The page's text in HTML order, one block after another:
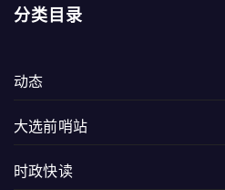
分类目录
动态
大选前哨站
时政快读